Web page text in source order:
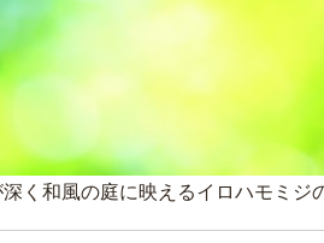
く和風の庭に映えるイロハモミジ